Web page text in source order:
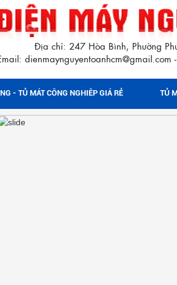
Địa chỉ: 247 Hòa Bình, Phường
dienmaynguyentoanhcm@gmail.com
- TỦ MÁT CÔNG NGHIÊP GIÁ RẺ TỦ